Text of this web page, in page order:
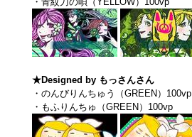
★Designed by もっさんさん
・のんびりんちゅう（GREEN）100vp
・もふりんちゅ（GREEN）100vp